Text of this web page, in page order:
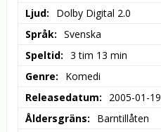
Ljud
Dolby Digital 2.0
Språk
Svenska
Speltid
3 tim 13 min
Genre
Komedi
Releasedatum
2005-01-19
Åldersgräns
Barntillåten